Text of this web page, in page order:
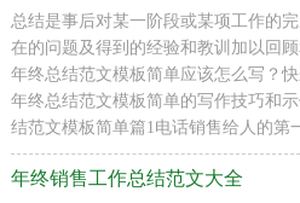
总结是事后对某一阶段或某项工作的
在的问题及得到的经验和教训加以回
年终总结范文模板简单应该怎么写？
年终总结范文模板简单的写作技巧和
结范文模板简单篇1电话销售给人的第
年终销售工作总结范文大全